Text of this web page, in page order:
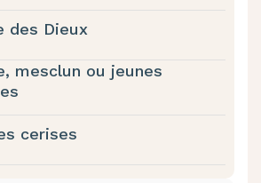
des Dieux
mesclun ou jeunes
cerises